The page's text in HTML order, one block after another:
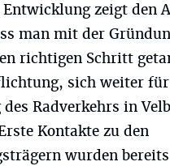
Entwicklung zeigt den
man mit der
richtigen Schritt
sich weiter
des Radverkehrs in
Kontakte zu den
wurden bereits